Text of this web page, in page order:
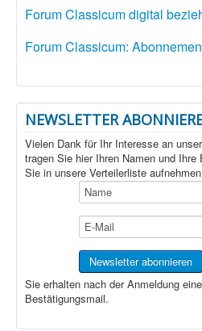
Forum Classicum digital
Forum Classicum:
NEWSLETTER
Vielen Dank für Ihr Interesse an
tragen Sie hier Ihren Namen und
Sie in unsere Verteilerliste
Sie erhalten nach der Anmeldung
Bestätigungsmail.